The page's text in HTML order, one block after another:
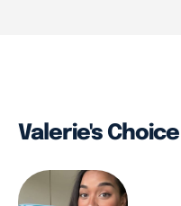
Valerie's Choice